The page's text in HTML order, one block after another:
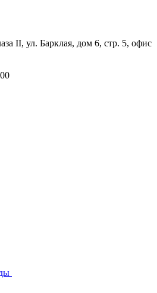
II, ул. Барклая, дом 6, стр. 5, офис